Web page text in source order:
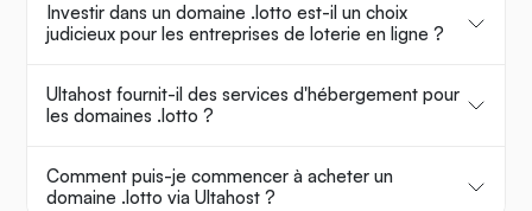
Investir dans un domaine .lotto est-il un choix
judicieux pour les entreprises de loterie en ligne ?
Ultahost fournit-il des services d'hébergement pour
les domaines .lotto ?
Comment puis-je commencer à acheter un
domaine .lotto via Ultahost ?